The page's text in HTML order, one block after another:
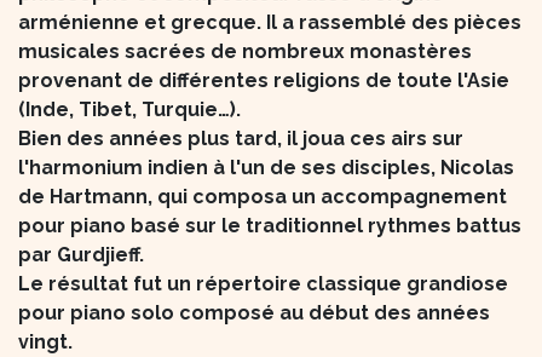
arménienne et grecque. Il a rassemblé des pièces
musicales sacrées de nombreux monastères
provenant de différentes religions de toute l'Asie
(Inde, Tibet, Turquie…).
Bien des années plus tard, il joua ces airs sur
l'harmonium indien à l'un de ses disciples, Nicolas
de Hartmann, qui composa un accompagnement
pour piano basé sur le traditionnel rythmes battus
par Gurdjieff.
Le résultat fut un répertoire classique grandiose
pour piano solo composé au début des années
vingt.